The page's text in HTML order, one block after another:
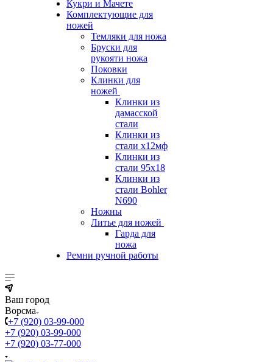
Кукри и Мачете
Комплектующие для
ножей
Темляки для ножа
Бруски для
рукояти ножа
Поковки
Клинки для
ножей
Клинки из
дамасской
стали
Клинки из
стали х12мф
Клинки из
стали 95х18
Клинки из
стали Bohler
N690
Ножны
Литье для ножей
Гарда для
ножа
Ремни ручной работы
Ваш город
Ворсма
+7 (920) 03-99-000
+7 (920) 03-99-000
+7 (920) 03-77-000